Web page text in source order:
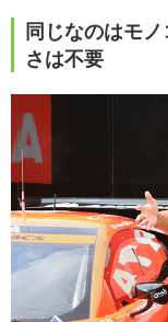
同じなのはモ
さは不要